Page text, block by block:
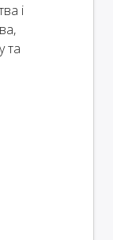
і
та